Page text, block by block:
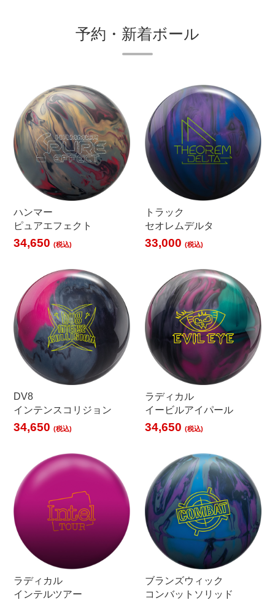
予約・新着ボール
ハンマー
ピュアエフェクト
34,650(税込)
トラック
セオレムデルタ
33,000(税込)
DV8
インテンスコリジョン
34,650(税込)
ラディカル
イービルアイパール
34,650(税込)
ラディカル
インテルツアー
ブランズウィック
コンバットソリッド